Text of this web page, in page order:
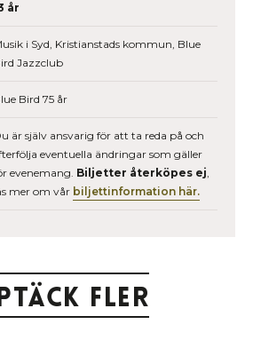
år
i Syd, Kristianstads kommun, Blue
Jazzclub
Bird 75 år
är själv ansvarig för att ta reda på och
eventuella ändringar som gäller
evenemang. Biljetter återköpes ej,
mer om vår biljettinformation här.
fler